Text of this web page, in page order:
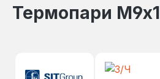
Термопари М9х1